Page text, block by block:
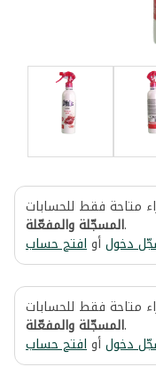
متاحة فقط للحسابات
المسجّلة والمفعّلة.
دخولأوافتح حساب
متاحة فقط للحسابات
المسجّلة والمفعّلة.
دخولأوافتح حساب